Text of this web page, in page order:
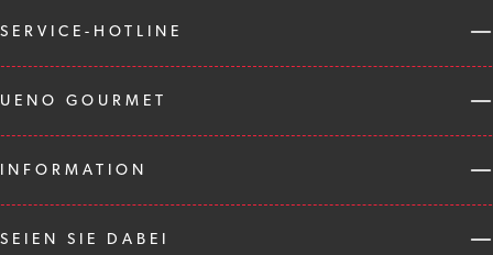
SERVICE-HOTLINE
UENO GOURMET
INFORMATION
SEIEN SIE DABEI